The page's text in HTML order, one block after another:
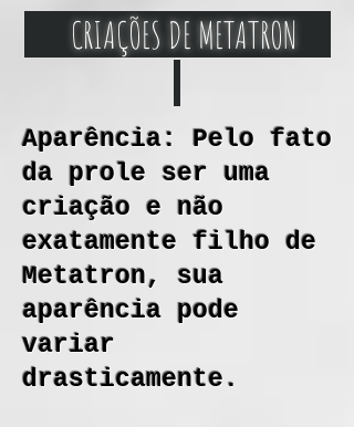
CRIAÇÕES DE METATRON
Aparência: Pelo fato
da prole ser uma
criação e não
exatamente filho de
Metatron, sua
aparência pode
variar
drasticamente.